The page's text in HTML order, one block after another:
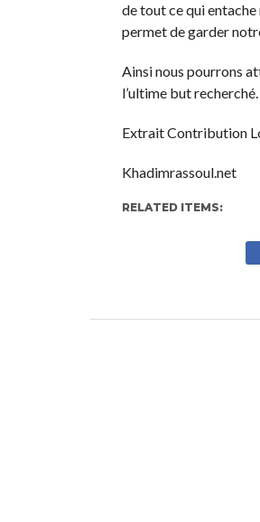
de tout ce qui
permet de garder
Ainsi nous pourrons
l’ultime but recherché.
Extrait Contribution
Khadimrassoul.net
RELATED ITEMS: